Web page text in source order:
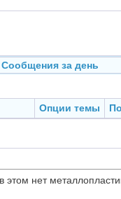
Сообщения за день
Опции темы
нет